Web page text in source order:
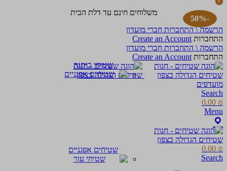
משלוחים חינם עד דלת הבית
הרשמה \ התחברות חברי מועדון
התחברות Create an Account
הרשמה \ התחברות חברי מועדון
התחברות Create an Account
מועדפים
Search
0
0.00 ₪
Menu
0
0.00 ₪
Search
שטיחי כותנה
שטיחים אפגניים
-50%